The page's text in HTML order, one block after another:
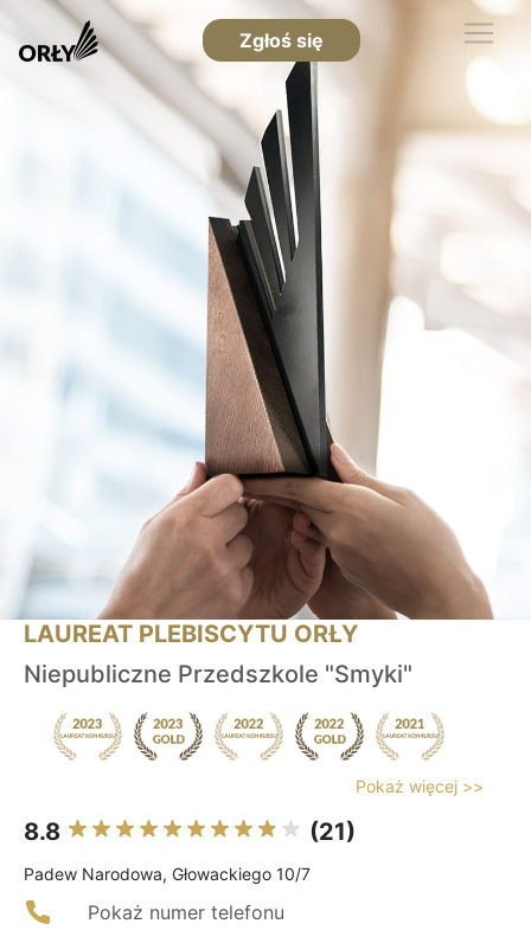
Zgłoś się
LAUREAT PLEBISCYTU ORŁY
Niepubliczne Przedszkole "Smyki"
Pokaż więcej >>
8.8 (21)
Padew Narodowa, Głowackiego 10/7
Pokaż numer telefonu